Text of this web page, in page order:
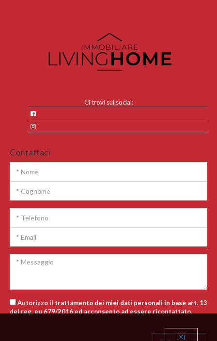
Ci trovi sui social:
Contattaci
Autorizzo il trattamento dei miei dati personali in base art. 13
del reg. eu 679/2016 ed acconsento ad essere ricontattato.
[X]